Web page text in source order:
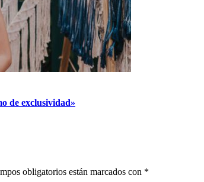
de exclusividad»
obligatorios están marcados con *